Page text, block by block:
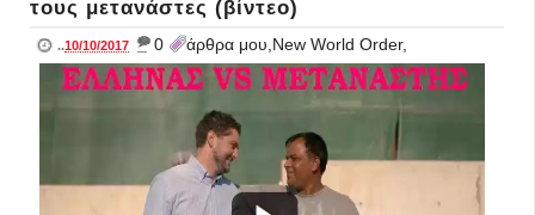
τους μετανάστες (βίντεο)
..10/10/2017 _ 0 άρθρα μου,New World Order,